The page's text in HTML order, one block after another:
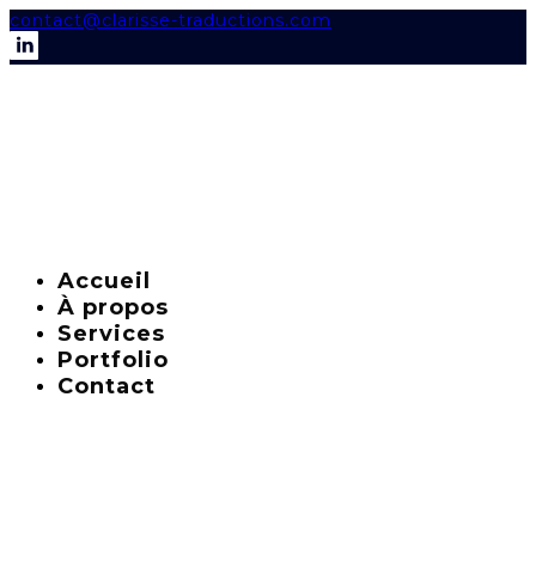
contact@clarisse-traductions.com
Accueil
À propos
Services
Portfolio
Contact